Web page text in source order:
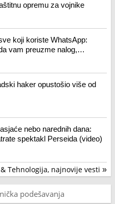
opremu za vojnike
koji koriste WhatsApp:
vam preuzme nalog,
podešavanje
haker opustošio više od
nebo narednih dana:
spektakl Perseida (video)
Tehnologija, najnovije vesti »
podešavanja